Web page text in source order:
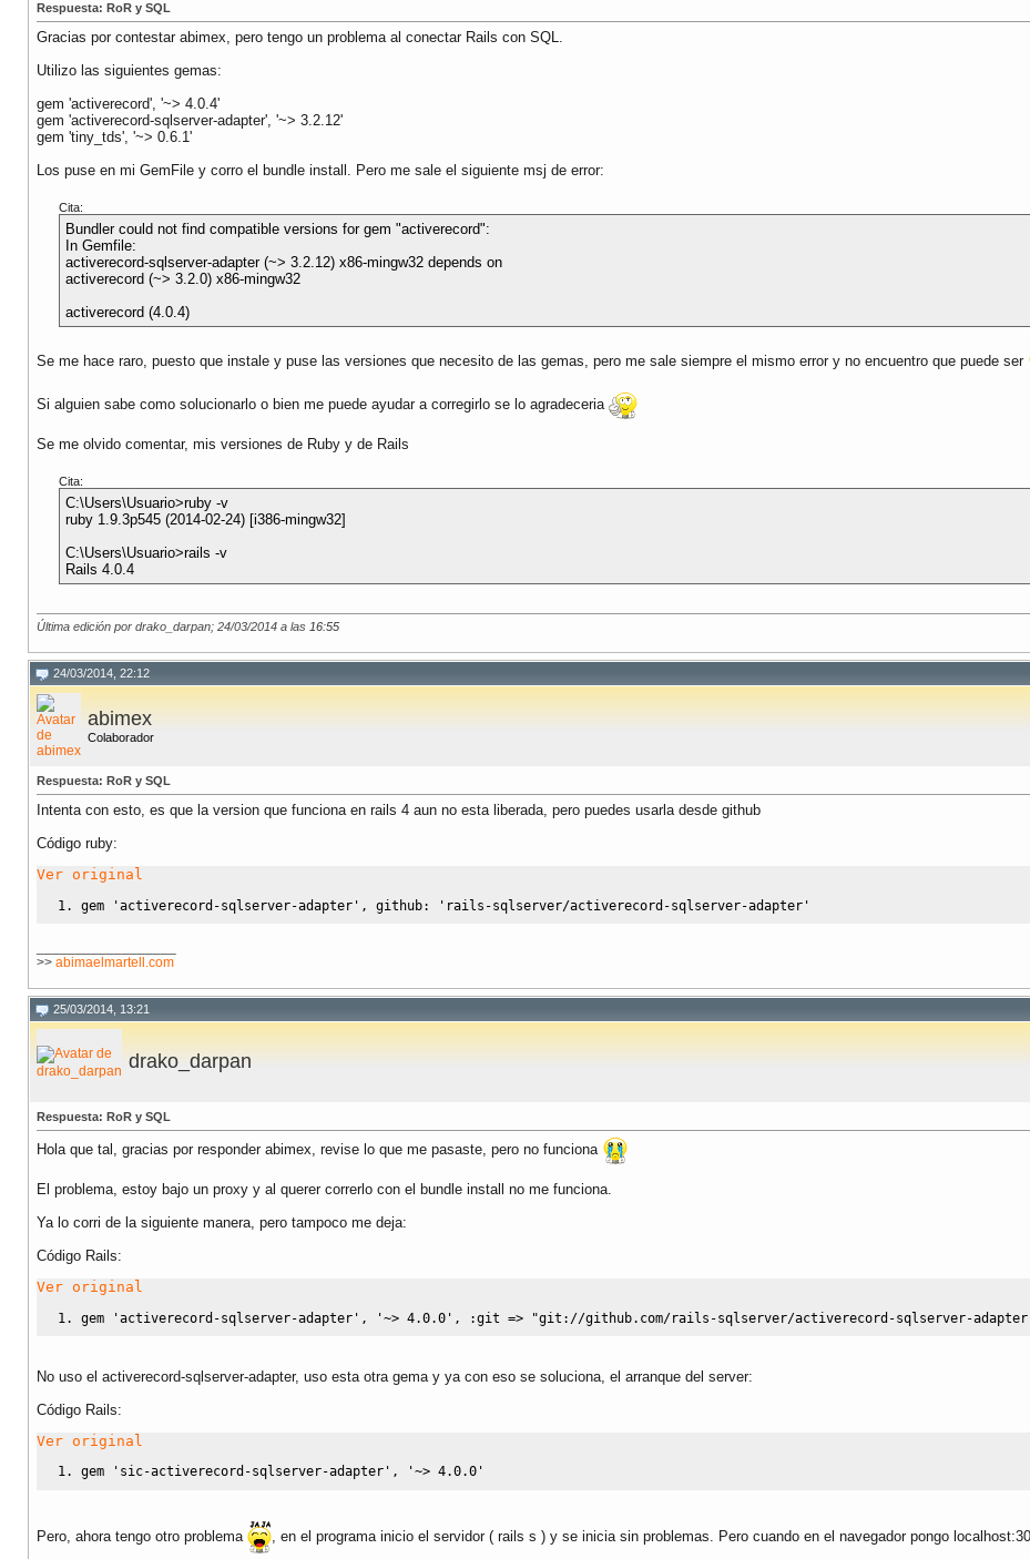
Respuesta: RoR y SQL
Gracias por contestar abimex, pero tengo un problema al conectar Rails con SQL.
Utilizo las siguientes gemas:
gem 'activerecord', '~> 4.0.4'
gem 'activerecord-sqlserver-adapter', '~> 3.2.12'
gem 'tiny_tds', '~> 0.6.1'
Los puse en mi GemFile y corro el bundle install. Pero me sale el siguiente msj de error:
Cita:
Bundler could not find compatible versions for gem "activerecord":
In Gemfile:
activerecord-sqlserver-adapter (~> 3.2.12) x86-mingw32 depends on
activerecord (~> 3.2.0) x86-mingw32
activerecord (4.0.4)
Se me hace raro, puesto que instale y puse las versiones que necesito de las gemas, pero me sale siempre el mismo error y no encuentro que puede ser
Si alguien sabe como solucionarlo o bien me puede ayudar a corregirlo se lo agradeceria
Se me olvido comentar, mis versiones de Ruby y de Rails
Cita:
C:\Users\Usuario>ruby -v
ruby 1.9.3p545 (2014-02-24) [i386-mingw32]
C:\Users\Usuario>rails -v
Rails 4.0.4
Última edición por drako_darpan; 24/03/2014 a las 16:55
24/03/2014, 22:12
abimex
Colaborador
Respuesta: RoR y SQL
Intenta con esto, es que la version que funciona en rails 4 aun no esta liberada, pero puedes usarla desde github
Código ruby:
Ver original
gem 'activerecord-sqlserver-adapter' , github: 'rails-sqlserver/activerecord-sqlserver-adapter'
>> abimaelmartell.com
25/03/2014, 13:21
drako_darpan
Respuesta: RoR y SQL
Hola que tal, gracias por responder abimex, revise lo que me pasaste, pero no funciona
El problema, estoy bajo un proxy y al querer correrlo con el bundle install no me funciona.
Ya lo corri de la siguiente manera, pero tampoco me deja:
Código Rails:
Ver original
gem 'activerecord-sqlserver-adapter' , '~> 4.0.0' , :git => "git://github.com/rails-sqlserver/activerecord-sqlserver-
No uso el activerecord-sqlserver-adapter, uso esta otra gema y ya con eso se soluciona, el arranque del server:
Código Rails:
Ver original
gem 'sic-activerecord-sqlserver-adapter' , '~> 4.0.0'
Pero, ahora tengo otro problema , en el programa inicio el servidor ( rails s ) y se inicia sin problemas. Pero cuando en el navegador pongo